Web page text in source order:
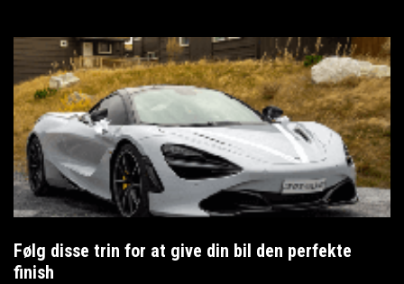
Følg disse trin for at give din bil den perfekte
finish